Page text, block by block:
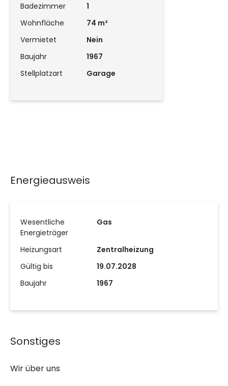
Badezimmer
1
Wohnfläche
74 m²
Vermietet
Nein
Baujahr
1967
Stellplatzart
Garage
Energieausweis
Wesentliche
Energieträger
Gas
Heizungsart
Zentralheizung
Gültig bis
19.07.2028
Baujahr
1967
Sonstiges
Wir über uns